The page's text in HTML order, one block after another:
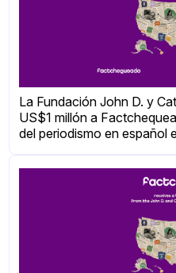
La Fundación John D. y
US$1 millón a
del periodismo en español